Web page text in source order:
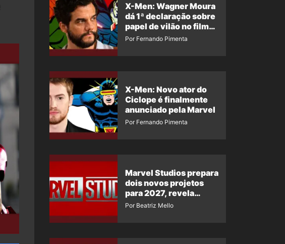
X-Men: Wagner Moura
dá 1ª declaração sobre
papel de vilão no filme
da Marvel
Por Fernando Pimenta
X-Men: Novo ator do
Ciclope é finalmente
anunciado pela Marvel
Por Fernando Pimenta
Marvel Studios prepara
dois novos projetos
para 2027, revela
insider
Por Beatriz Mello